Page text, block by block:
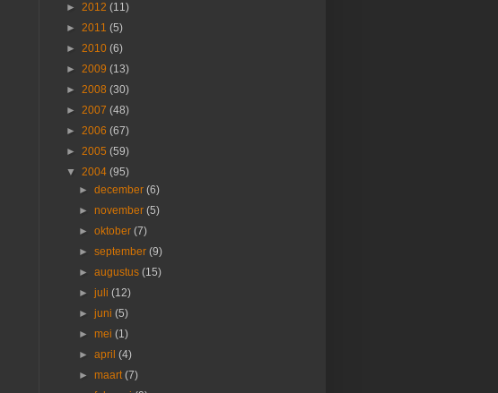
► 2012 (11)
► 2011 (5)
► 2010 (6)
► 2009 (13)
► 2008 (30)
► 2007 (48)
► 2006 (67)
► 2005 (59)
▼ 2004 (95)
►december(6)
►november(5)
►oktober(7)
►september(9)
►augustus(15)
►juli(12)
►juni(5)
►mei(1)
►april(4)
►maart(7)